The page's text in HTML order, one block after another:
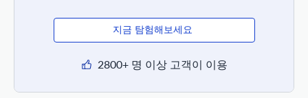
지금 탐험해보세요
2800+ 명 이상 고객이 이용